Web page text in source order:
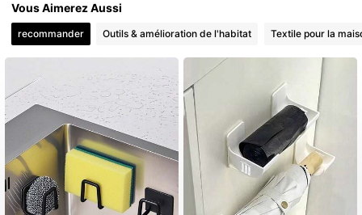
4,85
4,85
61K Suiveurs
4,85 61K Suiveurs
4,85 61K Suiveurs
4,85 61K Suiveurs
4,85 61K Suiveurs
Vous Aimerez Aussi
recommander Outils & amélioration de l'habitat Textile pour la